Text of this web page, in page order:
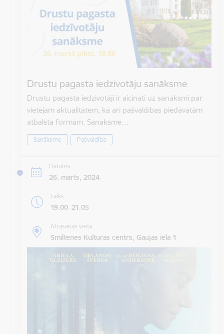
Drustu pagasta iedzīvotāju sanāksme
Drustu pagasta iedzīvotāji ir aicināti uz sanāksmi par
vietējām aktualitātēm, kā arī pašvaldības piedāvātām
atbalsta formām. Sanāksme…
Sanāksme Pašvaldība
Datums
26. marts, 2024
Laiks
19.00–21.05
Atrašanās vieta
Smiltenes Kultūras centrs, Gaujas iela 1